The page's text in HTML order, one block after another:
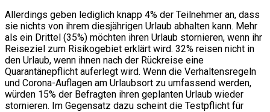
Allerdings geben lediglich knapp 4% der Teilnehmer an, dass
sie nichts von ihrem diesjährigen Urlaub abhalten kann. Mehr
als ein Drittel (35%) möchten ihren Urlaub stornieren, wenn ihr
Reiseziel zum Risikogebiet erklärt wird. 32% reisen nicht in
den Urlaub, wenn ihnen nach der Rückreise eine
Quarantänepflicht auferlegt wird. Wenn die Verhaltensregeln
und Corona-Auflagen am Urlaubsort zu umfassend werden,
würden 15% der Befragten ihren geplanten Urlaub wieder
stornieren. Im Gegensatz dazu scheint die Testpflicht für